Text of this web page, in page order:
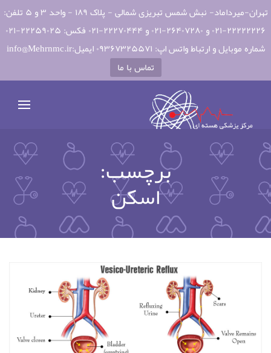
تهران-میرداماد- نبش شمس تبریزی شمالی - پلاک ۱۸۹ - واحد ۳ و ۵ تلفن:
۲۲۲۲۲۲۲۶-۰۲۱ و ۲۶۴۰۷۲۸۰-۰۲۱ و ۲۲۲۷۰۴۴۴-۰۲۱ فکس: ۲۲۲۵۹۰۲۵-۰۲۱
شماره موبایل و ارتباط واتس اپ: ۰۹۳۶۷۳۲۵۵۷۱ ایمیل:info@Mehrnmc.ir
تماس با ما
برچسب:
اسکن